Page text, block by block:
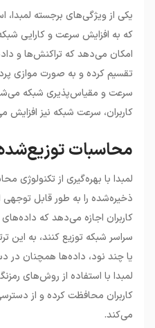
یکی از ویژگی‌های برجسته لمبدا،
که به افزایش سرعت و کارایی
امکان می‌دهد که تراکنش‌ها و
تقسیم کرده و به صورت موازی
سرعت و مقیاس‌پذیری شبکه
کاربران، سرعت شبکه نیز افزایش
محاسبات توزیع‌شده
لمبدا با بهره‌گیری از تکنولوژی
ذخیره‌شده را به طور قابل
کاربران اجازه می‌دهد که
سراسر شبکه توزیع کنند، به
یا چند نود، داده‌ها همچنان
لمبدا با استفاده از روش‌های
کاربران محافظت کرده و از
می‌کند.